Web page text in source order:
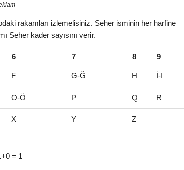
rakamları izlemelisiniz. Seher isminin her harfine
Seher kader sayısını verir.
6 7 8 9
F G-Ğ H İ-I
O-Ö P Q R
X Y Z
= 1